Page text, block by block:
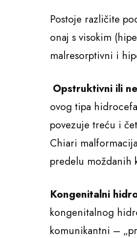
Postoje različite
onaj s visokim
malresorptivni i
Opstruktivni ili
ovog tipa
povezuje treću i
Chiari
predelu moždanih
Kongenitalni
kongenitalnog
komunikantni –